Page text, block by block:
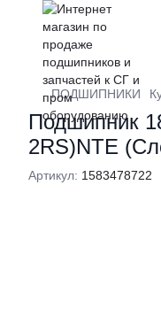
ПОДШИПНИКИ
Подшипник
2RS)NTE
Артикул: 1583478722